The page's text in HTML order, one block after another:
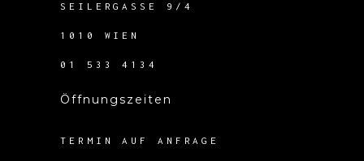
SEILERGASSE 9/4
1010 WIEN
01 533 4134
Öffnungszeiten
TERMIN AUF ANFRAGE